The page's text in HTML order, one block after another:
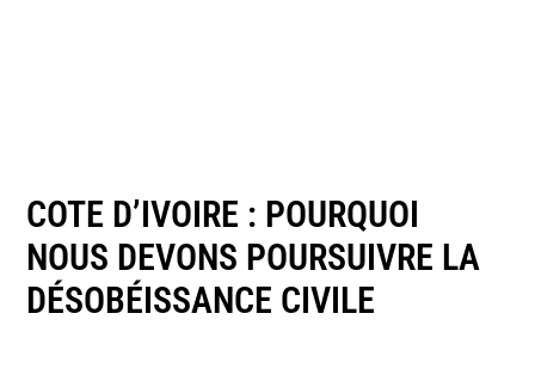
COTE D’IVOIRE : POURQUOI
NOUS DEVONS POURSUIVRE LA
DÉSOBÉISSANCE CIVILE